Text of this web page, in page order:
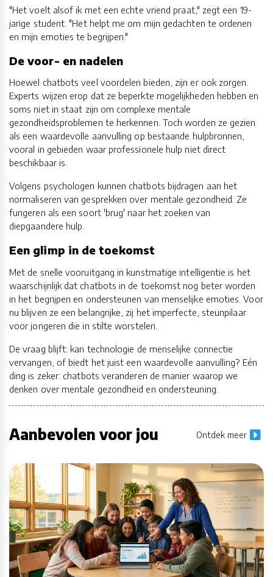
"Het voelt alsof ik met een echte vriend praat," zegt een 19-
jarige student. "Het helpt me om mijn gedachten te ordenen
en mijn emoties te begrijpen."
De voor- en nadelen
Hoewel chatbots veel voordelen bieden, zijn er ook zorgen.
Experts wijzen erop dat ze beperkte mogelijkheden hebben en
soms niet in staat zijn om complexe mentale
gezondheidsproblemen te herkennen. Toch worden ze gezien
als een waardevolle aanvulling op bestaande hulpbronnen,
vooral in gebieden waar professionele hulp niet direct
beschikbaar is.
Volgens psychologen kunnen chatbots bijdragen aan het
normaliseren van gesprekken over mentale gezondheid. Ze
fungeren als een soort 'brug' naar het zoeken van
diepgaandere hulp.
Een glimp in de toekomst
Met de snelle vooruitgang in kunstmatige intelligentie is het
waarschijnlijk dat chatbots in de toekomst nog beter worden
in het begrijpen en ondersteunen van menselijke emoties. Voor
nu blijven ze een belangrijke, zij het imperfecte, steunpilaar
voor jongeren die in stilte worstelen.
De vraag blijft: kan technologie de menselijke connectie
vervangen, of biedt het juist een waardevolle aanvulling? Eén
ding is zeker: chatbots veranderen de manier waarop we
denken over mentale gezondheid en ondersteuning.
Aanbevolen voor jou Ontdek meer